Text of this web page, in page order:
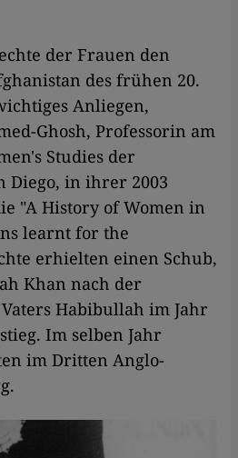
der Frauen den
des frühen 20.
Anliegen,
Ghosh, Professorin am
Studies der
Diego, in ihrer 2003
"A History of Women in
learnt for the
erhielten einen Schub,
Khan nach der
Habibullah im Jahr
Im selben Jahr
im Dritten Anglo-